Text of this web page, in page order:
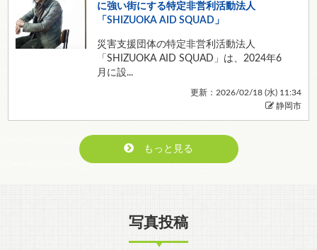
に強い街にする特定非営利活動法人
「SHIZUOKA AID SQUAD」
災害支援団体の特定非営利活動法人
「SHIZUOKA AID SQUAD」は、2024年6
月に設...
更新：2026/02/18 (水) 11:34
静岡市
もっと見る
写真投稿